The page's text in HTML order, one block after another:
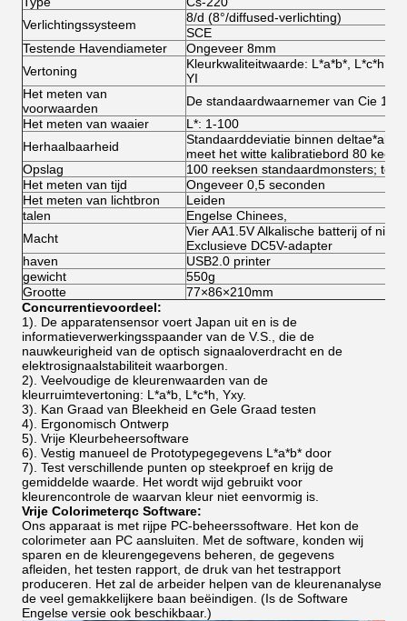
Verlichtingssysteem
8/d (8°/diffused-verlichting)
SCE
Testende Havendiameter
Ongeveer 8mm
Vertoning
Kleurkwaliteitwaarde: L*a*b*, L*c*h,
YI
Het meten van
voorwaarden
De standaardwaarnemer van Cie
Het meten van waaier
L*: 1-100
Herhaalbaarheid
Standaarddeviatie binnen
meet het witte kalibratiebord 80 keer
Opslag
100 reeksen standaardmonsters; tot
Het meten van tijd
Ongeveer 0,5 seconden
Het meten van lichtbron
Leiden
talen
Engelse Chinees,
Macht
Vier AA1.5V Alkalische batterij of
Exclusieve DC5V-adapter
haven
USB2.0 printer
gewicht
550g
Grootte
77×86×210mm
Concurrentievoordeel:
1). De apparatensensor voert Japan uit en is de
informatieverwerkingsspaander van de V.S., die de
nauwkeurigheid van de optisch signaaloverdracht en de
elektrosignaalstabiliteit waarborgen.
2). Veelvoudige de kleurenwaarden van de
kleurruimtevertoning: L*a*b, L*c*h, Yxy.
3). Kan Graad van Bleekheid en Gele Graad testen
4). Ergonomisch Ontwerp
5). Vrije Kleurbeheersoftware
6). Vestig manueel de Prototypegegevens L*a*b* door
7). Test verschillende punten op steekproef en krijg de
gemiddelde waarde. Het wordt wijd gebruikt voor
kleurencontrole de waarvan kleur niet eenvormig is.
Vrije Colorimeterqc Software:
Ons apparaat is met rijpe PC-beheerssoftware. Het kon de
colorimeter aan PC aansluiten. Met de software, konden wij
sparen en de kleurengegevens beheren, de gegevens
afleiden, het testen rapport, de druk van het testrapport
produceren. Het zal de arbeider helpen van de kleurenanalyse
de veel gemakkelijkere baan beëindigen. (Is de Software
Engelse versie ook beschikbaar.)